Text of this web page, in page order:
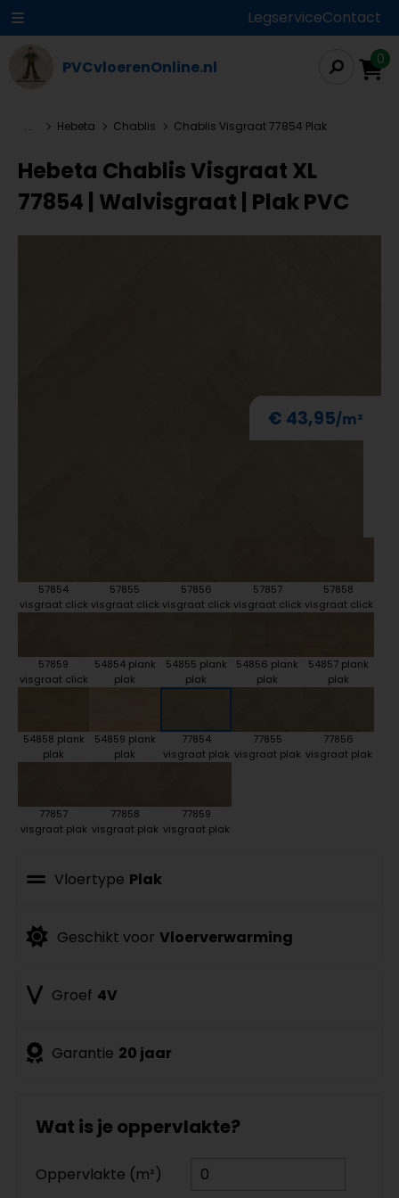
LegserviceContact
PVCvloerenOnline.nl 0
... Hebeta Chablis Chablis Visgraat 77854 Plak
Hebeta Chablis Visgraat XL
77854 | Walvisgraat | Plak PVC
€ 43,95
57854
visgraat click
57855
visgraat click
57856
visgraat click
57857
visgraat click
57858
visgraat click
57859
visgraat click
54854 plank
plak
54855 plank
plak
54856 plank
plak
54857 plank
plak
54858 plank
plak
54859 plank
plak
77854
visgraat plak
77855
visgraat plak
77856
visgraat plak
77857
visgraat plak
77858
visgraat plak
77859
visgraat plak
Vloertype Plak
Geschikt voor Vloerverwarming
Groef 4V
Garantie 20 jaar
Wat is je oppervlakte?
Oppervlakte (m²)